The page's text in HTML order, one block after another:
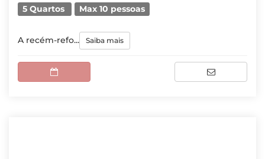
5 Quartos Max 10 pessoas
A recém-refo... Saiba mais